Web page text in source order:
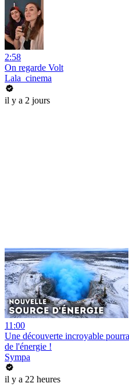
2:58
On regarde Volt
Lala_cinema
il y a 2 jours
11:00
Une découverte incroyable
de l'énergie !
Sympa
il y a 22 heures